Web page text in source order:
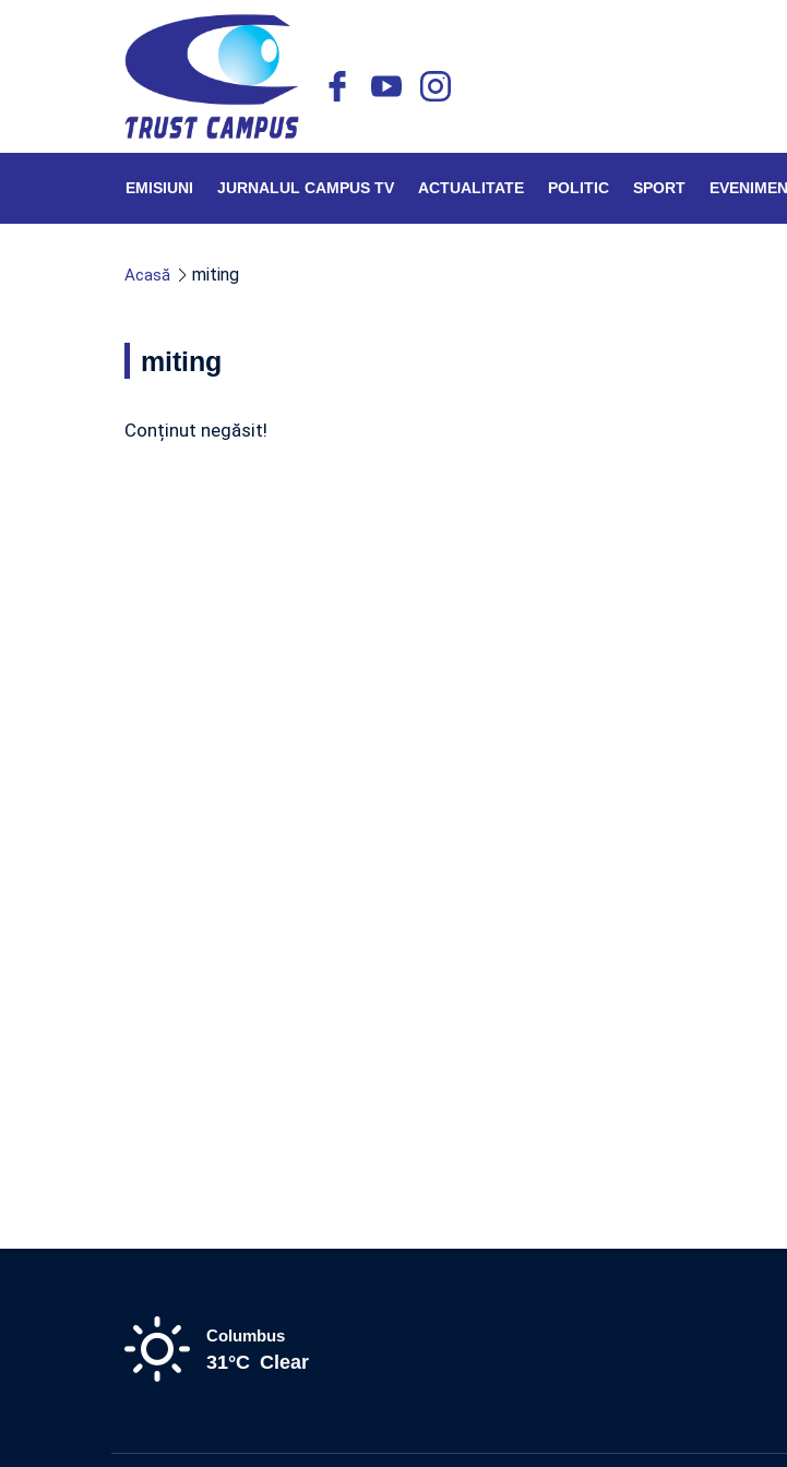
EMISIUNI JURNALUL CAMPUS TV ACTUALITATE POLITIC SPORT
Acasă miting
miting
Conținut negăsit!
Columbus
31°C Clear